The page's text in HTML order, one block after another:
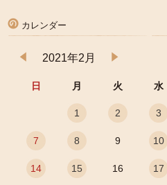
カレンダー
2021年2月
日 月 火 水
1 2 3
7 8 9 10
14 15 16 17